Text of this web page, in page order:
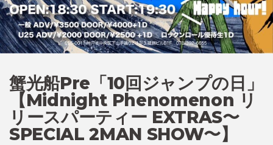
蟹光船Pre「10回ジャンプの日」
【Midnight Phenomenon リ
リースパーティー EXTRAS〜
SPECIAL 2MAN SHOW〜】